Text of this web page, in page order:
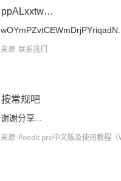
ppALxxtwdYMnPXEAyTSkirT
wOYmPZvtCEWmDrjPYriqadN...
来源 联系我们
按常规吧
谢谢分享...
来源 Poedit pro中文版及使用教程